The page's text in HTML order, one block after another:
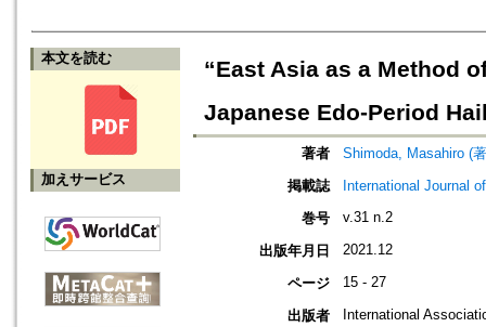
本文を読む
加えサービス
“East Asia as a Method
Japanese Edo-Period
著者
Shimoda, Masahiro (
掲載誌
International Journal
巻号
v.31 n.2
出版年月日 2021.12
ページ 15 - 27
出版者 International